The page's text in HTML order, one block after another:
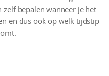
zelf bepalen wanneer je het
en dus ook op welk tijdstip